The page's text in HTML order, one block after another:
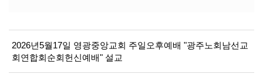
2026년5월17일 영광중앙교회 주일오후예배 "광주노회남선교
회연합회순회헌신예배" 설교